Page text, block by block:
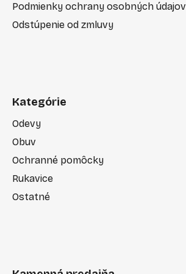
Podmienky ochrany osobných údajov
Odstúpenie od zmluvy
Kategórie
Odevy
Obuv
Ochranné pomôcky
Rukavice
Ostatné